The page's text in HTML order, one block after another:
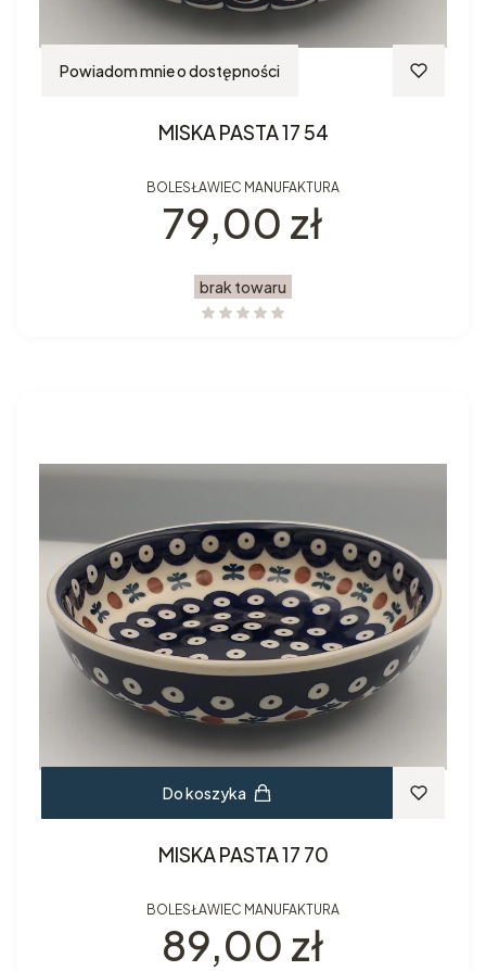
Powiadom mnie o dostępności
MISKA PASTA 17 54
BOLESŁAWIEC MANUFAKTURA
Cena
79,00 zł
brak towaru
Do koszyka
MISKA PASTA 17 70
BOLESŁAWIEC MANUFAKTURA
Cena
89,00 zł